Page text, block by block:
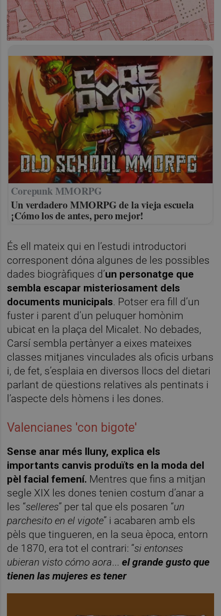
Corepunk MMORPG
Un verdadero MMORPG de la vieja escuela
¡Cómo los de antes, pero mejor!
És ell mateix qui en l’estudi introductori
corresponent dóna algunes de les possibles
dades biogràfiques d’un personatge que
sembla escapar misteriosament dels
documents municipals. Potser era fill d’un
fuster i parent d’un peluquer homònim
ubicat en la plaça del Micalet. No debades,
Carsí sembla pertànyer a eixes mateixes
classes mitjanes vinculades als oficis urbans
i, de fet, s’esplaia en diversos llocs del dietari
parlant de qüestions relatives als pentinats i
l’aspecte dels hòmens i les dones.
Valencianes 'con bigote'
Sense anar més lluny, explica els
importants canvis produïts en la moda del
pèl facial femení. Mentres que fins a mitjan
segle XIX les dones tenien costum d’anar a
les “selleres” per tal que els posaren “un
parchesito en el vigote” i acabaren amb els
pèls que tingueren, en la seua època, entorn
de 1870, era tot el contrari: “si entonses
ubieran visto cómo aora...el grande gusto que
tienen las mujeres es tener